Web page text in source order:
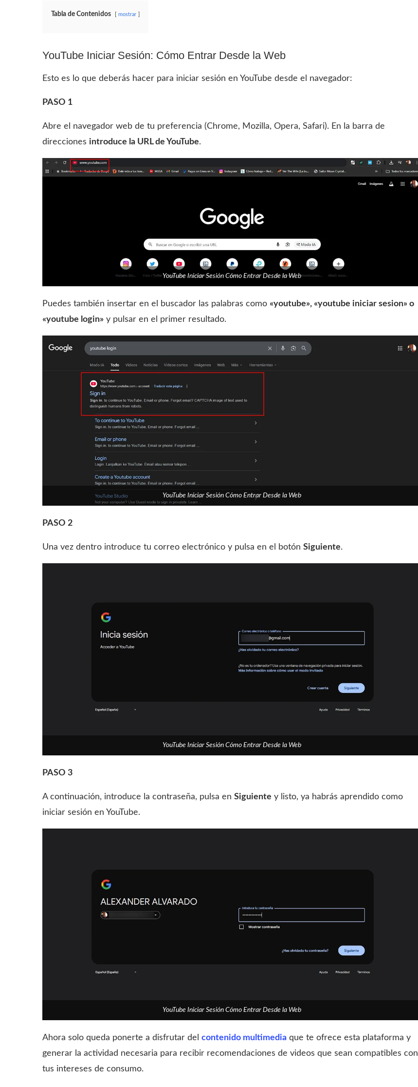
Tabla de Contenidos mostrar
YouTube Iniciar Sesión: Cómo Entrar Desde la Web
Esto es lo que deberás hacer para iniciar sesión en YouTube desde el navegador:
PASO 1
Abre el navegador web de tu preferencia (Chrome, Mozilla, Opera, Safari). En la barra de
direcciones introduce la URL de YouTube.
YouTube Iniciar Sesión Cómo Entrar Desde la Web
Puedes también insertar en el buscador las palabras como «youtube», «youtube iniciar sesion» o
«youtube login» y pulsar en el primer resultado.
YouTube Iniciar Sesión Cómo Entrar Desde la Web
PASO 2
Una vez dentro introduce tu correo electrónico y pulsa en el botón Siguiente.
YouTube Iniciar Sesión Cómo Entrar Desde la Web
PASO 3
A continuación, introduce la contraseña, pulsa en Siguiente y listo, ya habrás aprendido como
iniciar sesión en YouTube.
YouTube Iniciar Sesión Cómo Entrar Desde la Web
Ahora solo queda ponerte a disfrutar del contenido multimedia que te ofrece esta plataforma y
generar la actividad necesaria para recibir recomendaciones de videos que sean compatibles con
tus intereses de consumo.